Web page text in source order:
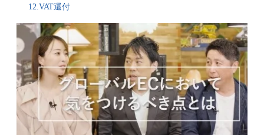
12.VAT還付